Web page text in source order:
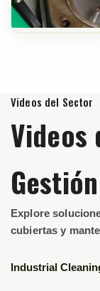
Videos del Sector
Videos
Explore
cubiertas y
▶
Industrial